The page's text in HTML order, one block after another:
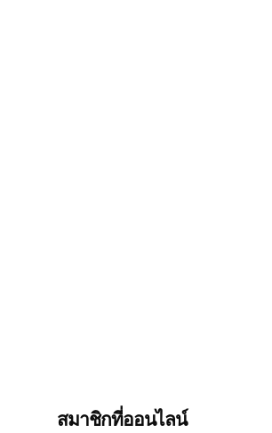
สมาชิกที่ออนไลน์